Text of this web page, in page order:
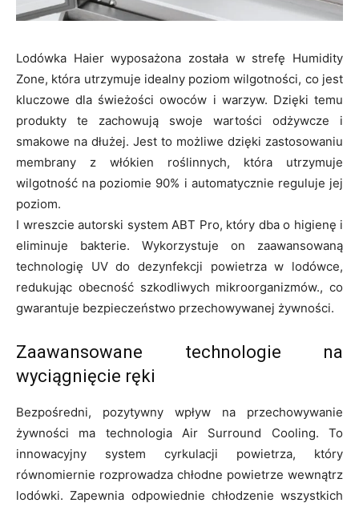
Lodówka Haier wyposażona została w strefę Humidity
Zone, która utrzymuje idealny poziom wilgotności, co jest
kluczowe dla świeżości owoców i warzyw. Dzięki temu
produkty te zachowują swoje wartości odżywcze i
smakowe na dłużej. Jest to możliwe dzięki zastosowaniu
membrany z włókien roślinnych, która utrzymuje
wilgotność na poziomie 90% i automatycznie reguluje jej
poziom.
I wreszcie autorski system ABT Pro, który dba o higienę i
eliminuje bakterie. Wykorzystuje on zaawansowaną
technologię UV do dezynfekcji powietrza w lodówce,
redukując obecność szkodliwych mikroorganizmów., co
gwarantuje bezpieczeństwo przechowywanej żywności.
Zaawansowane technologie na
wyciągnięcie ręki
Bezpośredni, pozytywny wpływ na przechowywanie
żywności ma technologia Air Surround Cooling. To
innowacyjny system cyrkulacji powietrza, który
równomiernie rozprowadza chłodne powietrze wewnątrz
lodówki. Zapewnia odpowiednie chłodzenie wszystkich